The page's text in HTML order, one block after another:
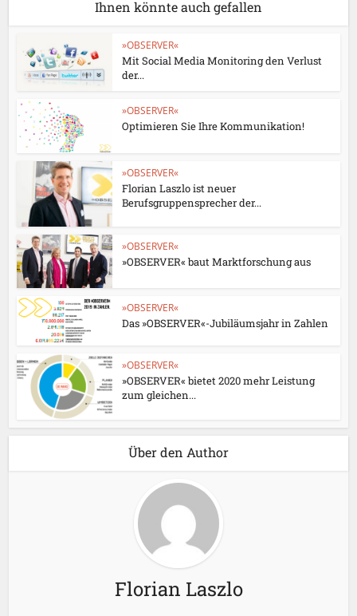
Ihnen könnte auch gefallen
»OBSERVER«
Mit Social Media Monitoring den Verlust
der...
»OBSERVER«
Optimieren Sie Ihre Kommunikation!
»OBSERVER«
Florian Laszlo ist neuer
Berufsgruppensprecher der...
»OBSERVER«
»OBSERVER« baut Marktforschung aus
»OBSERVER«
Das »OBSERVER«-Jubiläumsjahr in Zahlen
»OBSERVER«
»OBSERVER« bietet 2020 mehr Leistung
zum gleichen...
Über den Author
Florian Laszlo